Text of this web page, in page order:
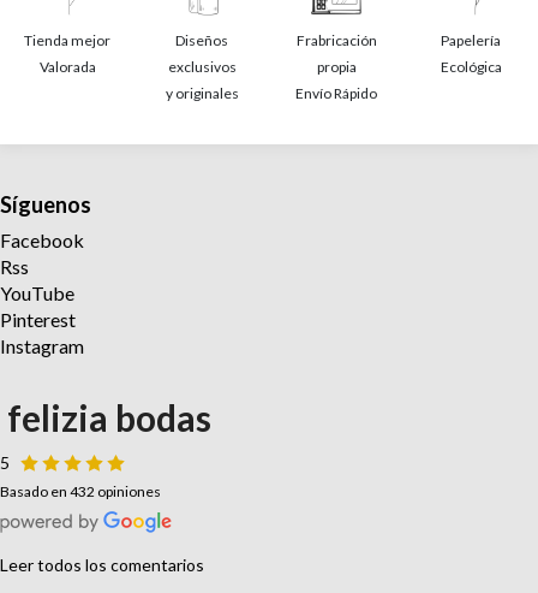
Tienda mejor
Valorada
Diseños
exclusivos
y originales
Frabricación
propia
Envío Rápido
Papelería
Ecológica
Síguenos
Facebook
Rss
YouTube
Pinterest
Instagram
felizia bodas
5
Basado en 432 opiniones
Leer todos los comentarios